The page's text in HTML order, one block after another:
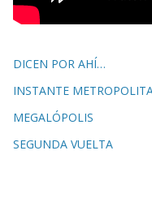
DICEN POR AHÍ…
INSTANTE
MEGALÓPOLIS
SEGUNDA VUELTA